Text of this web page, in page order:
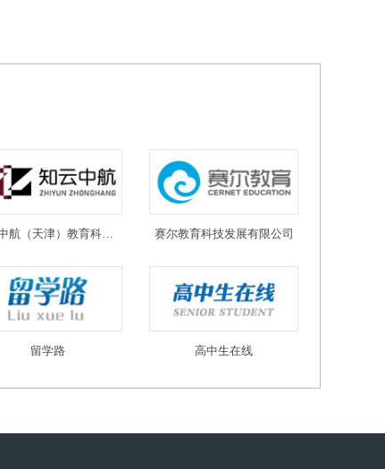
知云中航（天津）教育科技有限公司 赛尔教育科技发展有限公司
留学路 高中生在线